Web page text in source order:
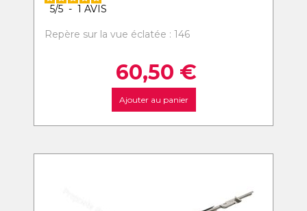
5/5 - 1 AVIS
Repère sur la vue éclatée : 146
60,50 €
Ajouter au panier